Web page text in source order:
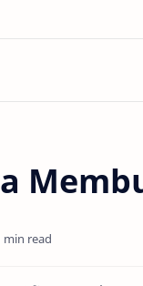
min read